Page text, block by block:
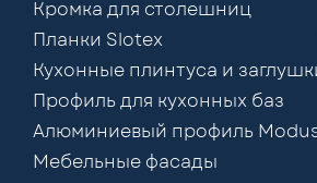
Кромка для столешниц
Планки Slotex
Кухонные плинтуса и
Профиль для кухонных баз
Алюминиевый профиль
Мебельные фасады